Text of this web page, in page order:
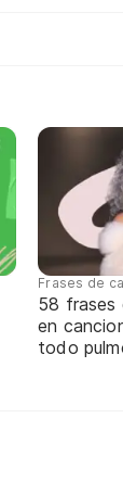
Frases de
58 frases
en
todo